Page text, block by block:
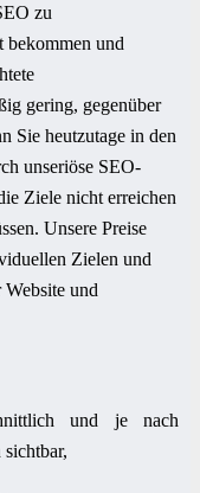
zu
bekommen und
gering, gegenüber
Sie heutzutage in den
unseriöse SEO-
Ziele nicht erreichen
Unsere Preise
Zielen und
und
und je nach